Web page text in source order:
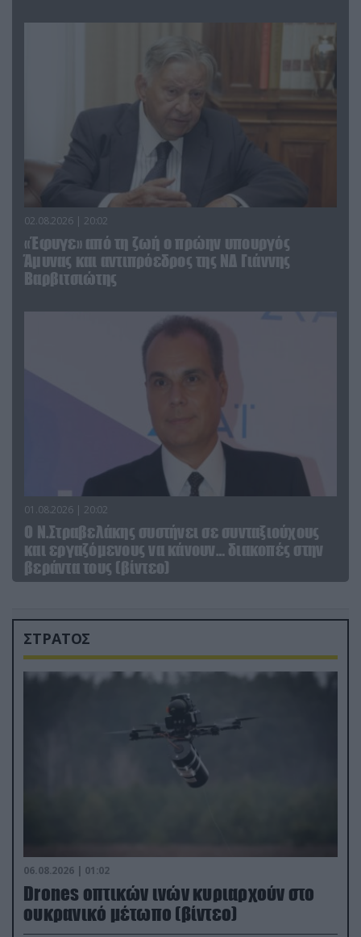
02.08.2026 | 20:02
«Έφυγε» από τη ζωή ο πρώην υπουργός
Άμυνας και αντιπρόεδρος της ΝΔ Γιάννης
Βαρβιτσιώτης
01.08.2026 | 20:02
Ο Ν.Στραβελάκης συστήνει σε συνταξιούχους
και εργαζόμενους να κάνουν… διακοπές στην
βεράντα τους (βίντεο)
ΣΤΡΑΤΟΣ
06.08.2026 | 01:02
Drones οπτικών ινών κυριαρχούν στο
ουκρανικό μέτωπο (βίντεο)